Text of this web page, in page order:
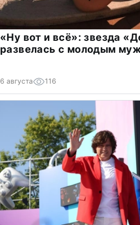
«Ну вот и всё»: звезда
развелась с молодым
6 августа 116